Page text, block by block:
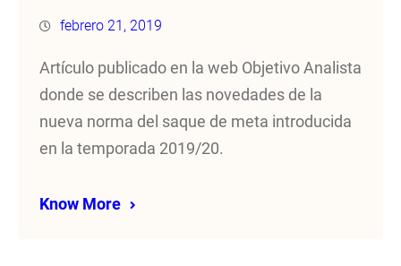
febrero 21, 2019
Artículo publicado en la web Objetivo Analista
donde se describen las novedades de la
nueva norma del saque de meta introducida
en la temporada 2019/20.
Know More